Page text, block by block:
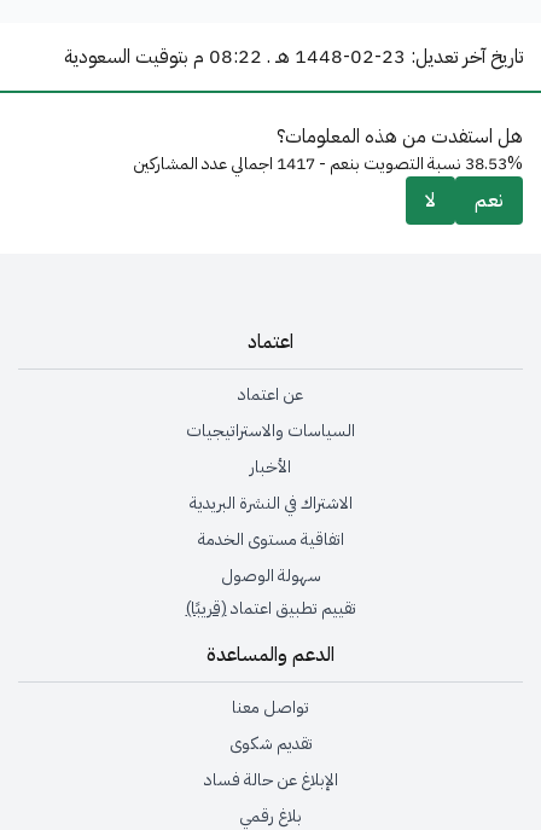
تاريخ آخر تعديل: 1448-02-23 هـ . 08:22 م بتوقيت السعودية
هل استفدت من هذه المعلومات؟
38.53% نسبة التصويت بنعم - 1417 اجمالي عدد المشاركين
نعم لا
اعتماد
عن اعتماد
السياسات والاستراتيجيات
الأخبار
الاشتراك في النشرة البريدية
اتفاقية مستوى الخدمة
سهولة الوصول
تقييم تطبيق اعتماد(قريبًا)
الدعم والمساعدة
تواصل معنا
تقديم شكوى
الإبلاغ عن حالة فساد
بلاغ رقمي